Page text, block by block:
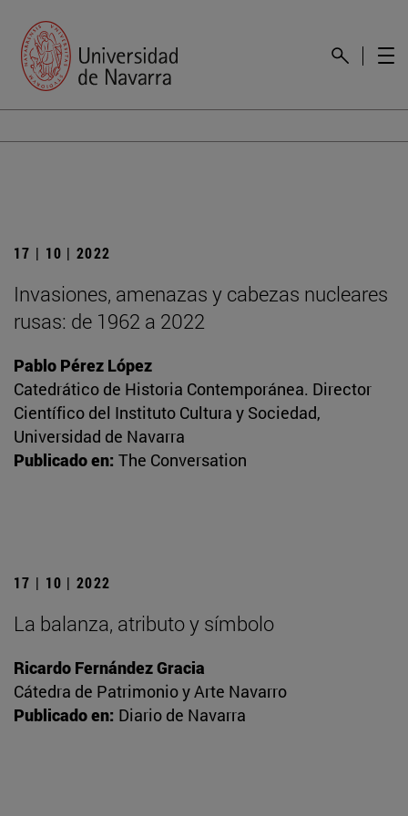
17 | 10 | 2022
Invasiones, amenazas y cabezas nucleares
rusas: de 1962 a 2022
Pablo Pérez López
Catedrático de Historia Contemporánea. Director
Científico del Instituto Cultura y Sociedad,
Universidad de Navarra
Publicado en: The Conversation
17 | 10 | 2022
La balanza, atributo y símbolo
Ricardo Fernández Gracia
Cátedra de Patrimonio y Arte Navarro
Publicado en: Diario de Navarra